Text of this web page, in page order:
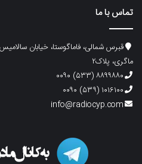
تماس با ما
ماگری، پلاک۲
۸۸۹۹۸۸۰ (۵۳۳) ۰۰۹۰
۱۰۱۶۱۰۰ (۵۳۹) ۰۰۹۰
info@radiocyp.com